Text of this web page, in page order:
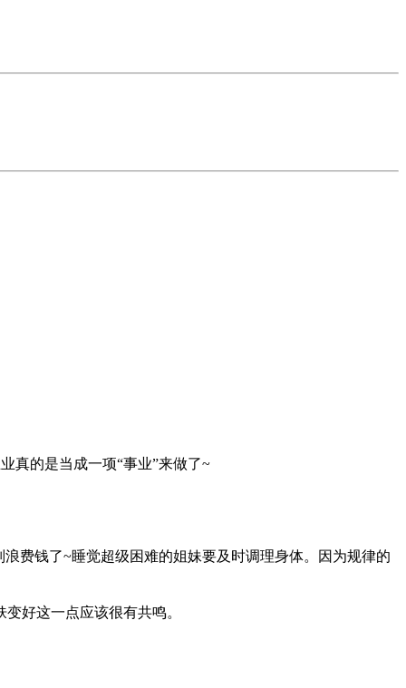
真的是当成一项“事业”来做了~
浪费钱了~睡觉超级困难的姐妹要及时调理身体。因为规律的
好这一点应该很有共鸣。